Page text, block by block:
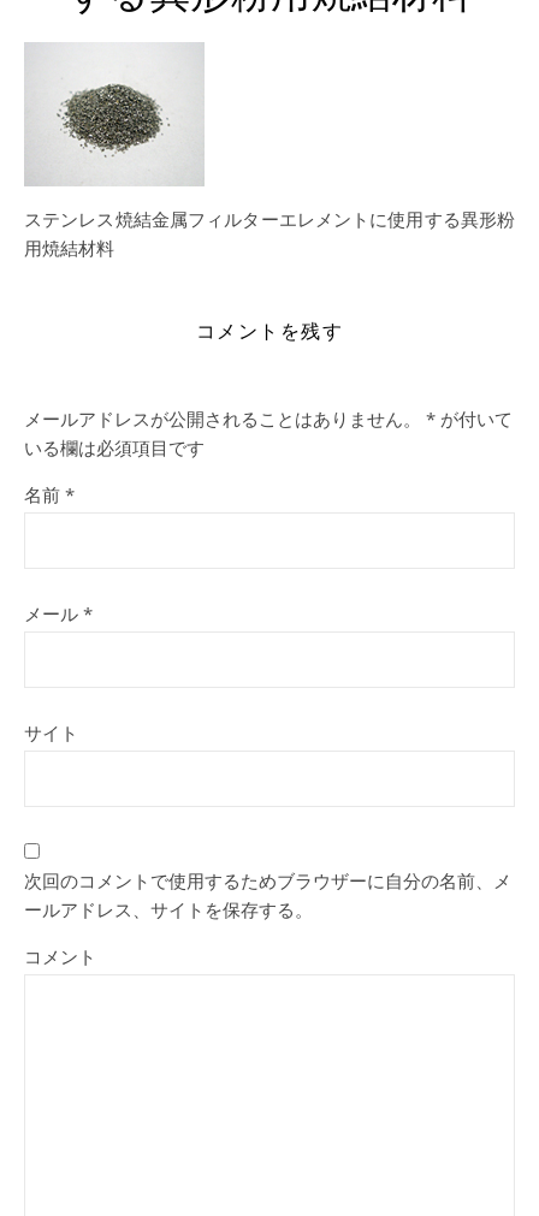
ステンレス焼結金属フィルターエレメントに使用する異形粉
用焼結材料
コメントを残す
メールアドレスが公開されることはありません。 * が付いて
いる欄は必須項目です
名前 *
メール *
サイト
次回のコメントで使用するためブラウザーに自分の名前、メ
ールアドレス、サイトを保存する。
コメント